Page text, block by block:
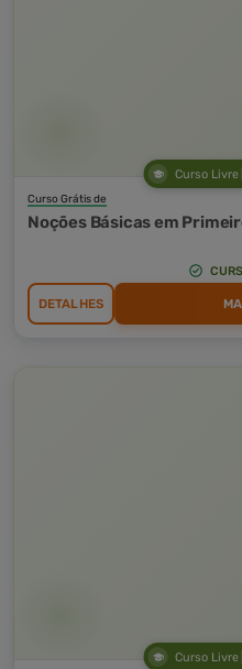
Curso Livre
Curso Grátis de
Noções Básicas em
DETALHES
Curso Livre